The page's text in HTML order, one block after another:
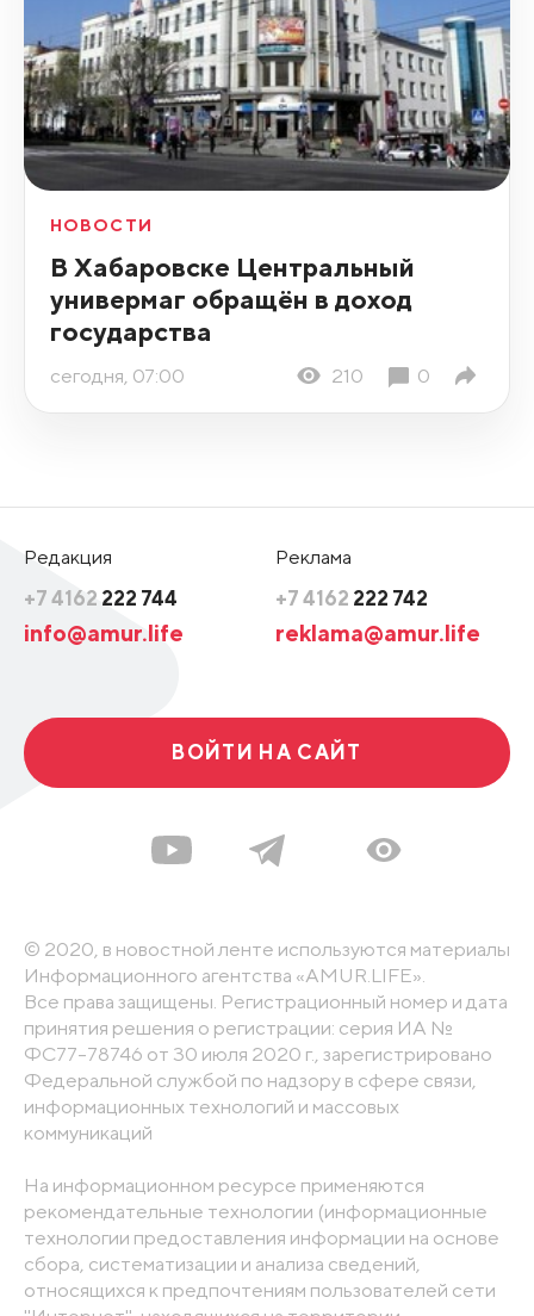
НОВОСТИ
В Хабаровске Центральный
универмаг обращён в доход
государства
сегодня, 07:00 210 0
Редакция
+7 4162 222 744
info@amur.life
Реклама
+7 4162 222 742
reklama@amur.life
ВОЙТИ НА САЙТ
© 2020, в новостной ленте используются материалы
Информационного агентства «AMUR.LIFE».
Все права защищены. Регистрационный номер и дата
принятия решения о регистрации: серия ИА №
ФС77-78746 от 30 июля 2020 г., зарегистрировано
Федеральной службой по надзору в сфере связи,
информационных технологий и массовых
коммуникаций
На информационном ресурсе применяются
рекомендательные технологии (информационные
технологии предоставления информации на основе
сбора, систематизации и анализа сведений,
относящихся к предпочтениям пользователей сети